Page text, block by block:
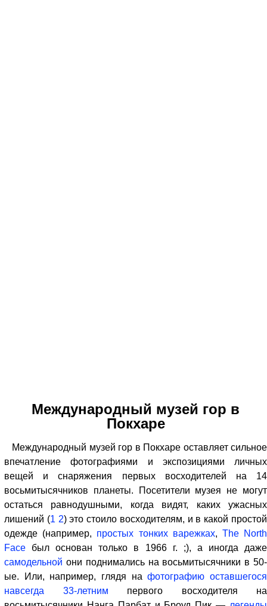
Международный музей гор в
Покхаре
Международный музей гор в Покхаре оставляет сильное
впечатление фотографиями и экспозициями личных
вещей и снаряжения первых восходителей на 14
восьмитысячников планеты. Посетители музея не могут
остаться равнодушными, когда видят, каких ужасных
лишений (1 2) это стоило восходителям, и в какой простой
одежде (например, простых тонких варежках, The North
Face был основан только в 1966 г. ;), а иногда даже
самодельной они поднимались на восьмитысячники в 50-
ые. Или, например, глядя нафотографию оставшегося
навсегда 33-летним первого восходителя на